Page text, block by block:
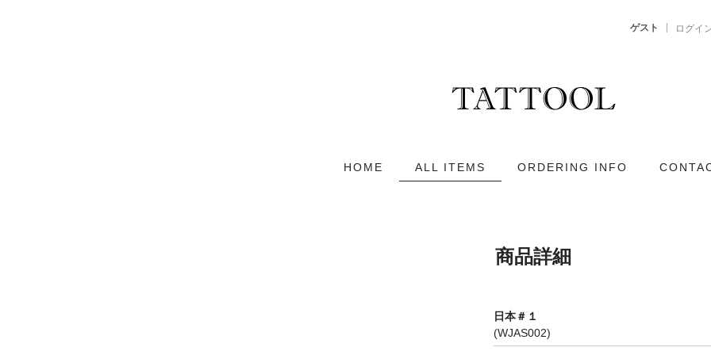
ゲスト ログイ
HOME ALL ITEMS ORDERING INFO
商品詳細
日本＃１
(WJAS002)